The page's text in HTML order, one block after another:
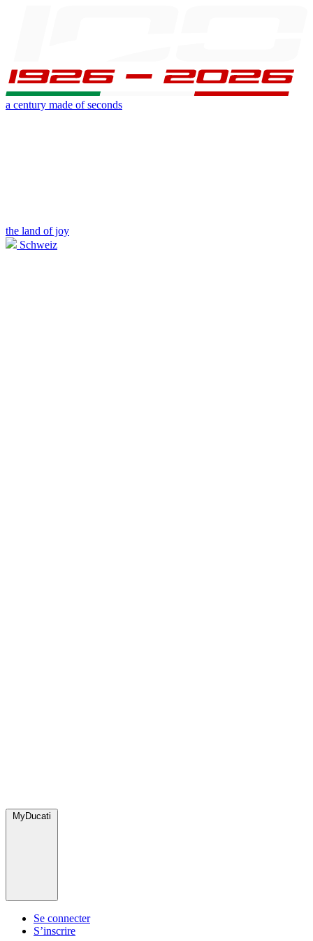
a century made of seconds
the land of joy
Schweiz
MyDucati
Se connecter
S’inscrire